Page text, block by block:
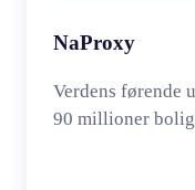
NaProxy
Verdens førende
90 millioner